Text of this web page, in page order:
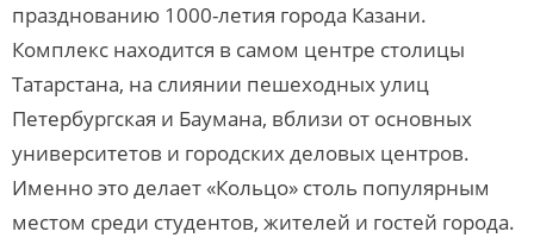
празднованию 1000-летия города Казани.
Комплекс находится в самом центре столицы
Татарстана, на слиянии пешеходных улиц
Петербургская и Баумана, вблизи от основных
университетов и городских деловых центров.
Именно это делает «Кольцо» столь популярным
местом среди студентов, жителей и гостей города.